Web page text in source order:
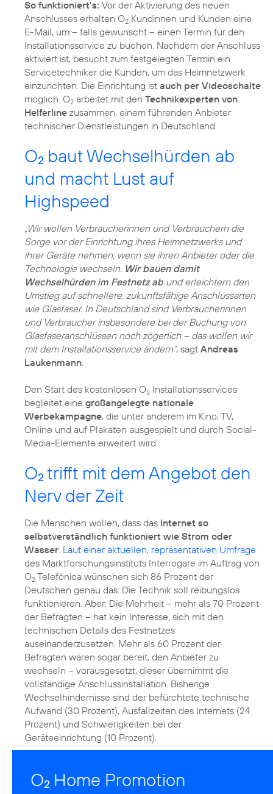
So funktioniert’s: Vor der Aktivierung des neuen
Anschlusses erhalten O2 Kundinnen und Kunden eine
E-Mail, um – falls gewünscht – einen Termin für den
Installationsservice zu buchen. Nachdem der Anschluss
aktiviert ist, besucht zum festgelegten Termin ein
Servicetechniker die Kunden, um das Heimnetzwerk
einzurichten. Die Einrichtung ist auch per Videoschalte
möglich. O2 arbeitet mit den Technikexperten von
Helferline zusammen, einem führenden Anbieter
technischer Dienstleistungen in Deutschland.
O2 baut Wechselhürden ab
und macht Lust auf
Highspeed
„Wir wollen Verbraucherinnen und Verbrauchern die
Sorge vor der Einrichtung ihres Heimnetzwerks und
ihrer Geräte nehmen, wenn sie ihren Anbieter oder die
Technologie wechseln. Wir bauen damit
Wechselhürden im Festnetz ab und erleichtern den
Umstieg auf schnellere, zukunftsfähige Anschlussarten
wie Glasfaser. In Deutschland sind Verbraucherinnen
und Verbraucher insbesondere bei der Buchung von
Glasfaseranschlüssen noch zögerlich – das wollen wir
mit dem Installationsservice ändern“, sagt Andreas
Laukenmann.
Den Start des kostenlosen O2 Installationsservices
begleitet eine großangelegte nationale
Werbekampagne, die unter anderem im Kino, TV,
Online und auf Plakaten ausgespielt und durch Social-
Media-Elemente erweitert wird.
O2 trifft mit dem Angebot den
Nerv der Zeit
Die Menschen wollen, dass das Internet so
selbstverständlich funktioniert wie Strom oder
Wasser. Laut einer aktuellen, repräsentativen Umfrage
des Marktforschungsinstituts Interrogare im Auftrag von
O2 Telefónica wünschen sich 86 Prozent der
Deutschen genau das: Die Technik soll reibungslos
funktionieren. Aber: Die Mehrheit – mehr als 70 Prozent
der Befragten – hat kein Interesse, sich mit den
technischen Details des Festnetzes
auseinanderzusetzen. Mehr als 60 Prozent der
Befragten wären sogar bereit, den Anbieter zu
wechseln – vorausgesetzt, dieser übernimmt die
vollständige Anschlussinstallation. Bisherige
Wechselhindernisse sind der befürchtete technische
Aufwand (30 Prozent), Ausfallzeiten des Internets (24
Prozent) und Schwierigkeiten bei der
Geräteeinrichtung (10 Prozent).
O2 Home Promotion